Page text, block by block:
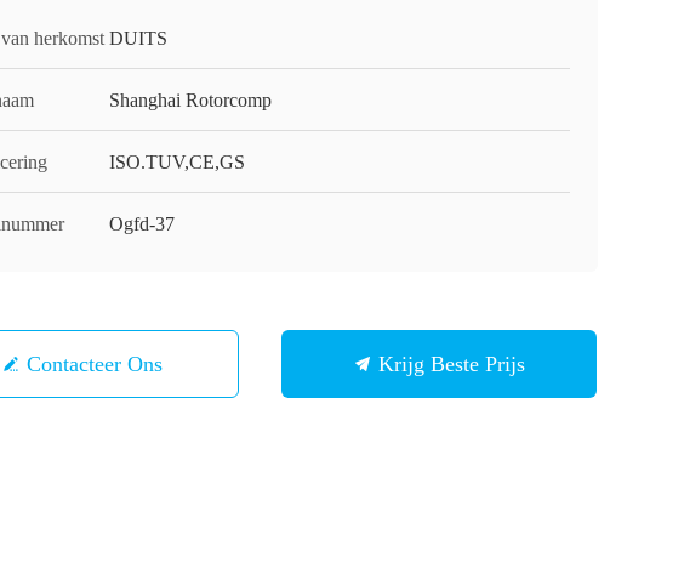
herkomst DUITS
Shanghai Rotorcomp
ISO.TUV,CE,GS
Ogfd-37
Contacteer Ons Krijg Beste Prijs